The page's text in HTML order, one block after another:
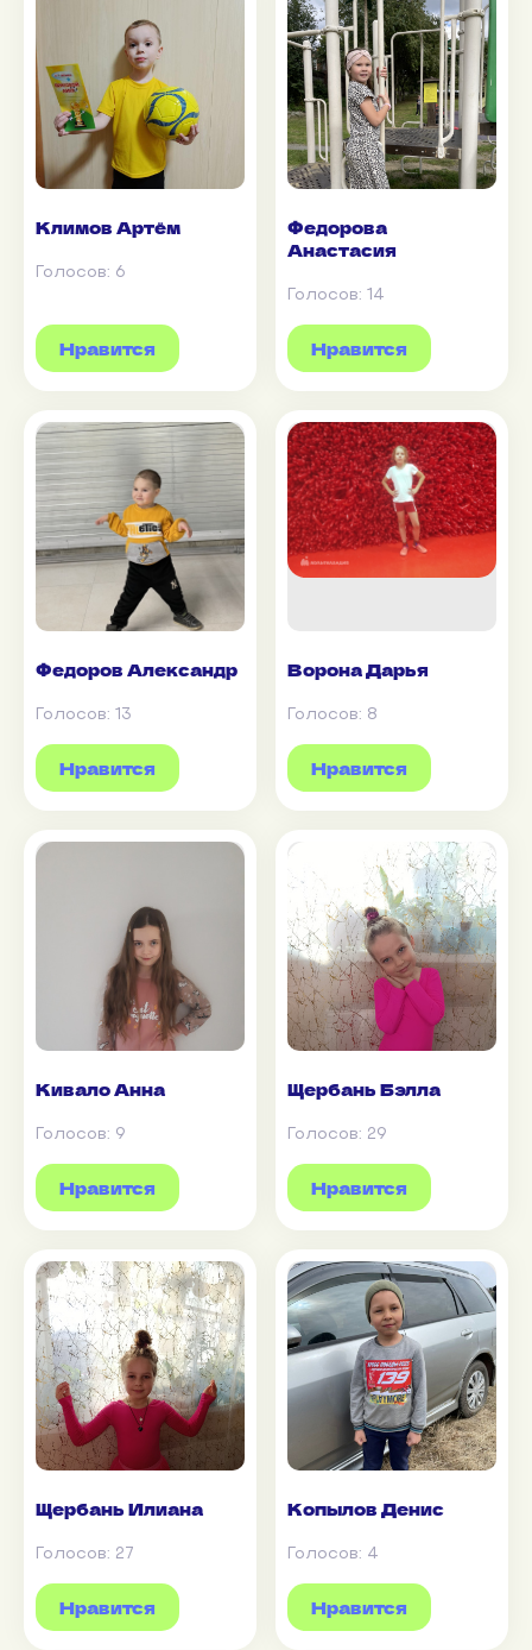
Климов Артём
Голосов: 6
Нравится
Федорова
Анастасия
Голосов: 14
Нравится
Федоров Александр
Голосов: 13
Нравится
Ворона Дарья
Голосов: 8
Нравится
Кивало Анна
Голосов: 9
Нравится
Щербань Бэлла
Голосов: 29
Нравится
Щербань Илиана
Голосов: 27
Нравится
Копылов Денис
Голосов: 4
Нравится